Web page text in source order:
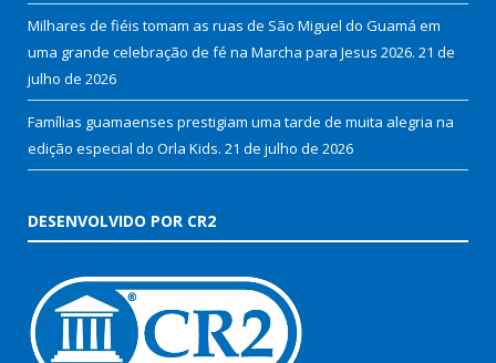
Milhares de fiéis tomam as ruas de São Miguel do Guamá em
uma grande celebração de fé na Marcha para Jesus 2026. 21 de
julho de 2026
Famílias guamaenses prestigiam uma tarde de muita alegria na
edição especial do Orla Kids. 21 de julho de 2026
DESENVOLVIDO POR CR2